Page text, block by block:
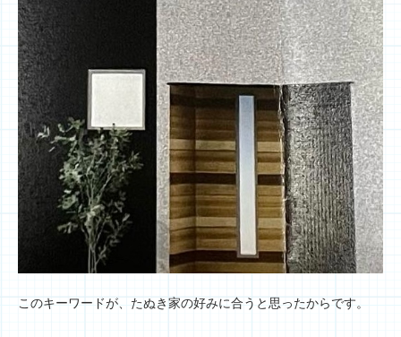
このキーワードが、たぬき家の好みに合うと思ったからです。